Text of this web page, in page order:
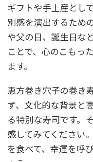
ギフトや手土産とし
別感を演出するため
や父の日、誕生日な
ことで、心のこもっ
ます。
恵方巻き穴子の巻き
ず、文化的な背景と
る特別な寿司です。
感してみてください
を食べて、幸運を呼